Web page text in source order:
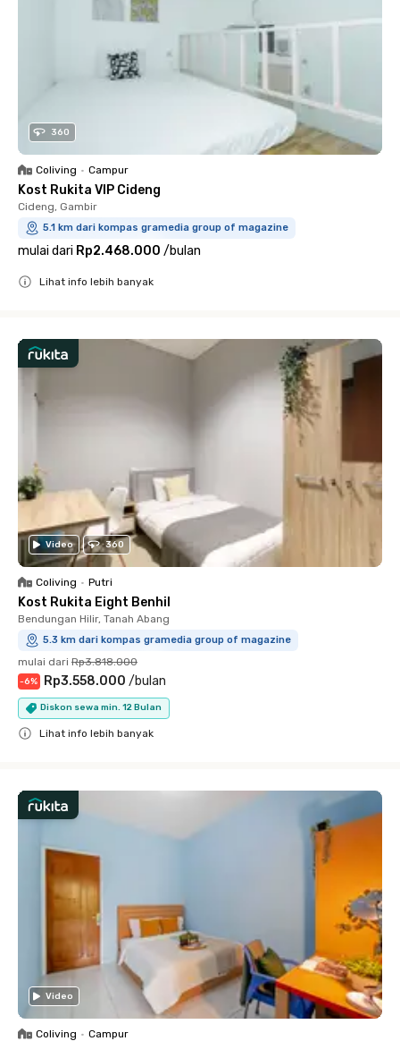
360
Coliving • Campur
Kost Rukita VIP Cideng
Cideng, Gambir
5.1 km dari kompas gramedia group of magazine
mulai dari Rp2.468.000 /bulan
Lihat info lebih banyak
Video 360
Coliving • Putri
Kost Rukita Eight Benhil
Bendungan Hilir, Tanah Abang
5.3 km dari kompas gramedia group of magazine
mulai dari Rp3.818.000
-6% Rp3.558.000 /bulan
Diskon sewa min. 12 Bulan
Lihat info lebih banyak
Video
Coliving • Campur